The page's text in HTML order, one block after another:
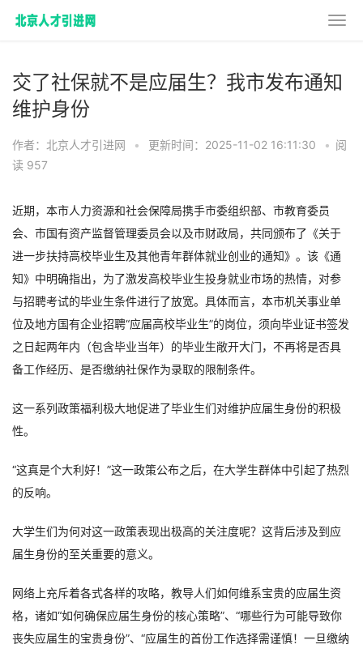
交了社保就不是应届生？我市发布通知
维护身份
作者：北京人才引进网 • 更新时间：2025-11-02 16:11:30 • 阅
读 957
近期，本市人力资源和社会保障局携手市委组织部、市教育委员
会、市国有资产监督管理委员会以及市财政局，共同颁布了《关于
进一步扶持高校毕业生及其他青年群体就业创业的通知》。该《通
知》中明确指出，为了激发高校毕业生投身就业市场的热情，对参
与招聘考试的毕业生条件进行了放宽。具体而言，本市机关事业单
位及地方国有企业招聘“应届高校毕业生”的岗位，须向毕业证书签发
之日起两年内（包含毕业当年）的毕业生敞开大门，不再将是否具
备工作经历、是否缴纳社保作为录取的限制条件。
这一系列政策福利极大地促进了毕业生们对维护应届生身份的积极
性。
“这真是个大利好！”这一政策公布之后，在大学生群体中引起了热烈
的反响。
大学生们为何对这一政策表现出极高的关注度呢？这背后涉及到应
届生身份的至关重要的意义。
网络上充斥着各式各样的攻略，教导人们如何维系宝贵的应届生资
格，诸如“如何确保应届生身份的核心策略”、“哪些行为可能导致你
丧失应届生的宝贵身份”、“应届生的首份工作选择需谨慎！一旦缴纳